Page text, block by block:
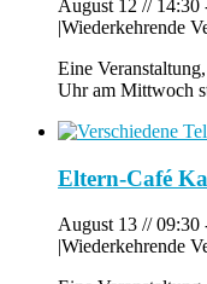
August 12 // 14:30
|Wiederkehrende
Eine
Uhr am Mittwoch
Eltern-Café
August 13 // 09:30
|Wiederkehrende